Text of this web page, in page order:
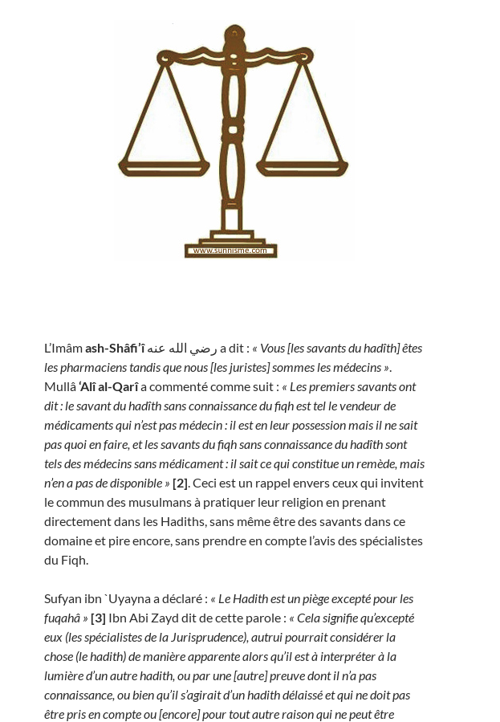
L’Imâmash-Shâfi’î رضي الله عنه a dit : « Vous [les savants du hadîth] êtes
les pharmaciens tandis que nous [les juristes] sommes les médecins ».
Mullâ‘Alî al-Qarîa commenté comme suit : « Les premiers savants ont
dit : le savant du hadîth sans connaissance du fiqh est tel le vendeur de
médicaments qui n’est pas médecin : il est en leur possession mais il ne sait
pas quoi en faire, et les savants du fiqh sans connaissance du hadîth sont
tels des médecins sans médicament : il sait ce qui constitue un remède, mais
n’en a pas de disponible » [2]. Ceci est un rappel envers ceux qui invitent
le commun des musulmans à pratiquer leur religion en prenant
directement dans les Hadiths, sans même être des savants dans ce
domaine et pire encore, sans prendre en compte l’avis des spécialistes
du Fiqh.
Sufyan ibn `Uyayna a déclaré : « Le Hadith est un piège excepté pour les
fuqahâ » [3] Ibn Abi Zayd dit de cette parole : « Cela signifie qu’excepté
eux (les spécialistes de la Jurisprudence), autrui pourrait considérer la
chose (le hadith) de manière apparente alors qu’il est à interpréter à la
lumière d’un autre hadith, ou par une [autre] preuve dont il n’a pas
connaissance, ou bien qu’il s’agirait d’un hadith délaissé et qui ne doit pas
être pris en compte ou [encore] pour tout autre raison qui ne peut être